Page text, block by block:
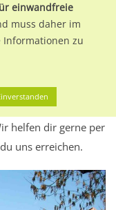
Detail über den
sowie
Teil dieser Seite
helfen dir gerne per
uns erreichen.
einwandfreie
muss daher im
Informationen zu